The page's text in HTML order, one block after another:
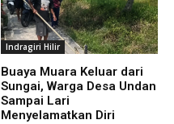
Indragiri Hilir
Buaya Muara Keluar dari
Sungai, Warga Desa Undan
Sampai Lari
Menyelamatkan Diri